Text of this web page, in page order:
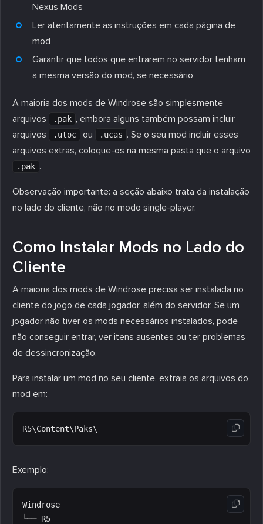
Nexus Mods
Ler atentamente as instruções em cada página de
mod
Garantir que todos que entrarem no servidor tenham
a mesma versão do mod, se necessário
A maioria dos mods de Windrose são simplesmente
arquivos
.pak , embora alguns também possam incluir
arquivos
.utoc ou .ucas . Se o seu mod incluir esses
arquivos extras, coloque-os na mesma pasta que o arquivo
.pak .
Observação importante: a seção abaixo trata da instalação
no lado do cliente, não no modo single-player.
Como Instalar Mods no Lado do
Cliente
A maioria dos mods de Windrose precisa ser instalada no
cliente do jogo de cada jogador, além do servidor. Se um
jogador não tiver os mods necessários instalados, pode
não conseguir entrar, ver itens ausentes ou ter problemas
de dessincronização.
Para instalar um mod no seu cliente, extraia os arquivos do
mod em:
Exemplo:
Windrose
└── R5